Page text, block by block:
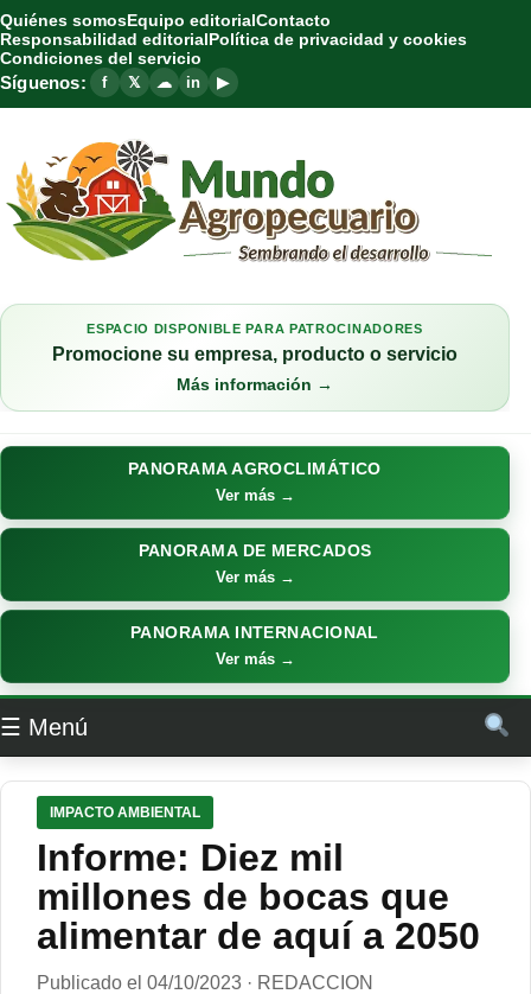
Quiénes somosEquipo editorialContacto
Responsabilidad editorialPolítica de privacidad y cookies
Condiciones del servicio
Síguenos: f 𝕏 ☁ in ▶
ESPACIO DISPONIBLE PARA PATROCINADORES
Promocione su empresa, producto o servicio
Más información →
PANORAMA AGROCLIMÁTICO
Ver más →
PANORAMA DE MERCADOS
Ver más →
PANORAMA INTERNACIONAL
Ver más →
☰ Menú
IMPACTO AMBIENTAL
Informe: Diez mil
millones de bocas que
alimentar de aquí a 2050
Publicado el 04/10/2023 · REDACCION